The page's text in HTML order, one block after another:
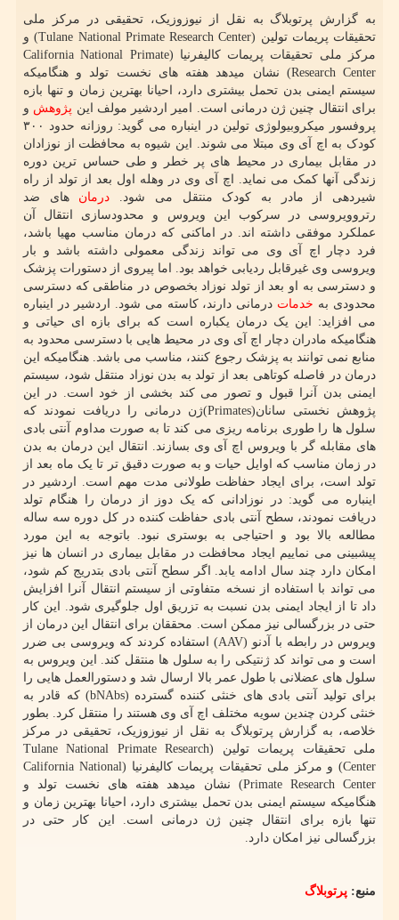
به گزارش پرتوبلاگ به نقل از نیوزوزیک، تحقیقی در مرکز ملی
تحقیقات پریمات تولین (Tulane National Primate Research Center) و
مرکز ملی تحقیقات پریمات کالیفرنیا (California National Primate
Research Center) نشان میدهد هفته های نخست تولد و هنگامیکه
سیستم ایمنی بدن تحمل بیشتری دارد، احیانا بهترین زمان و تنها بازه
برای انتقال چنین ژن درمانی است. امیر اردشیر مولف این پژوهش و
پروفسور میکروبیولوژی تولین در اینباره می گوید: روزانه حدود ۳۰۰
کودک به اچ آی وی مبتلا می شوند. این شیوه به محافظت از نوزادان
در مقابل بیماری در محیط های پر خطر و طی حساس ترین دوره
زندگی آنها کمک می نماید. اچ آی وی در وهله اول بعد از تولد از راه
شیردهی از مادر به کودک منتقل می شود. درمان های ضد
رتروویروسی در سرکوب این ویروس و محدودسازی انتقال آن
عملکرد موفقی داشته اند. در اماکنی که درمان مناسب مهیا باشد،
فرد دچار اچ آی وی می تواند زندگی معمولی داشته باشد و بار
ویروسی وی غیرقابل ردیابی خواهد بود. اما پیروی از دستورات پزشک
و دسترسی به او بعد از تولد نوزاد بخصوص در مناطقی که دسترسی
محدودی به خدمات درمانی دارند، کاسته می شود. اردشیر در اینباره
می افزاید: این یک درمان یکباره است که برای بازه ای حیاتی و
هنگامیکه مادران دچار اچ آی وی در محیط هایی با دسترسی محدود به
منابع نمی توانند به پزشک رجوع کنند، مناسب می باشد. هنگامیکه این
درمان در فاصله کوتاهی بعد از تولد به بدن نوزاد منتقل شود، سیستم
ایمنی بدن آنرا قبول و تصور می کند بخشی از خود است. در این
پژوهش نخستی سانان(Primates)ژن درمانی را دریافت نمودند که
سلول ها را طوری برنامه ریزی می کند تا به صورت مداوم آنتی بادی
های مقابله گر با ویروس اچ آی وی بسازند. انتقال این درمان به بدن
در زمان مناسب که اوایل حیات و به صورت دقیق تر تا یک ماه بعد از
تولد است، برای ایجاد حفاظت طولانی مدت مهم است. اردشیر در
اینباره می گوید: در نوزادانی که یک دوز از درمان را هنگام تولد
دریافت نمودند، سطح آنتی بادی حفاظت کننده در کل دوره سه ساله
مطالعه بالا بود و احتیاجی به بوستری نبود. باتوجه به این مورد
پیشبینی می نماییم ایجاد محافظت در مقابل بیماری در انسان ها نیز
امکان دارد چند سال ادامه یابد. اگر سطح آنتی بادی بتدریج کم شود،
می تواند با استفاده از نسخه متفاوتی از سیستم انتقال آنرا افزایش
داد تا از ایجاد ایمنی بدن نسبت به تزریق اول جلوگیری شود. این کار
حتی در بزرگسالی نیز ممکن است. محققان برای انتقال این درمان از
ویروس در رابطه با آدنو (AAV) استفاده کردند که ویروسی بی ضرر
است و می تواند کد ژنتیکی را به سلول ها منتقل کند. این ویروس به
سلول های عضلانی با طول عمر بالا ارسال شد و دستورالعمل هایی را
برای تولید آنتی بادی های خنثی کننده گسترده (bNAbs) که قادر به
خنثی کردن چندین سویه مختلف اچ آی وی هستند را منتقل کرد. بطور
خلاصه، به گزارش پرتوبلاگ به نقل از نیوزوزیک، تحقیقی در مرکز
ملی تحقیقات پریمات تولین (Tulane National Primate Research
Center) و مرکز ملی تحقیقات پریمات کالیفرنیا (California National
Primate Research Center) نشان میدهد هفته های نخست تولد و
هنگامیکه سیستم ایمنی بدن تحمل بیشتری دارد، احیانا بهترین زمان و
تنها بازه برای انتقال چنین ژن درمانی است. این کار حتی در
بزرگسالی نیز امکان دارد.
منبع: پرتوبلاگ